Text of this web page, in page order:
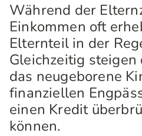
Während der
Einkommen oft
Elternteil in der
Gleichzeitig
das neugeborene
finanziellen
einen Kredit
können.